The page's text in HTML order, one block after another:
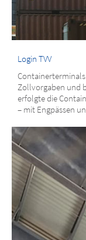
Login TVV
Zollvorgaben und
erfolgte die
– mit Engpässen